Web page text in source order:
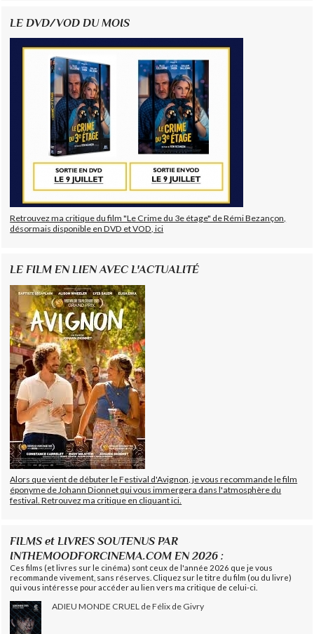
LE DVD/VOD DU MOIS
Retrouvez ma critique du film "Le Crime du 3e étage" de Rémi Bezançon,
désormais disponible en DVD et VOD, ici
LE FILM EN LIEN AVEC L'ACTUALITÉ
Alors que vient de débuter le Festival d'Avignon, je vous recommande le film
éponyme de Johann Dionnet qui vous immergera dans l'atmosphère du
festival. Retrouvez ma critique en cliquant ici.
FILMS et LIVRES SOUTENUS PAR
INTHEMOODFORCINEMA.COM EN 2026 :
Ces films (et livres sur le cinéma) sont ceux de l'année 2026 que je vous
recommande vivement, sans réserves. Cliquez sur le titre du film (ou du livre)
qui vous intéresse pour accéder au lien vers ma critique de celui-ci.
ADIEU MONDE CRUEL de Félix de Givry